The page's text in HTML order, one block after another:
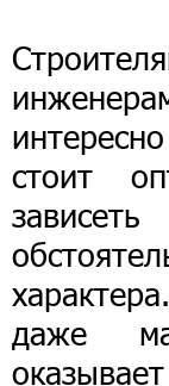
стоит
даже